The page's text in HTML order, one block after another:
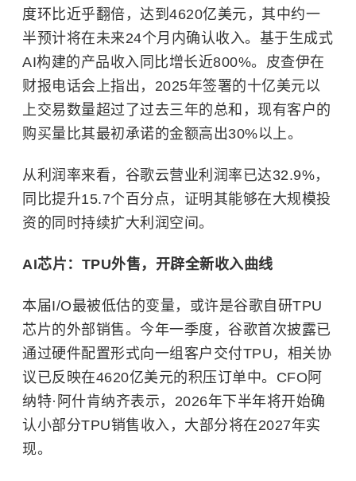
度环比近乎翻倍，达到4620亿美元，其中约一
半预计将在未来24个月内确认收入。基于生成式
AI构建的产品收入同比增长近800%。皮查伊在
财报电话会上指出，2025年签署的十亿美元以
上交易数量超过了过去三年的总和，现有客户的
购买量比其最初承诺的金额高出30%以上。
从利润率来看，谷歌云营业利润率已达32.9%，
同比提升15.7个百分点，证明其能够在大规模投
资的同时持续扩大利润空间。
AI芯片：TPU外售，开辟全新收入曲线
本届I/O最被低估的变量，或许是谷歌自研TPU
芯片的外部销售。今年一季度，谷歌首次披露已
通过硬件配置形式向一组客户交付TPU，相关协
议已反映在4620亿美元的积压订单中。CFO阿
纳特·阿什肯纳齐表示，2026年下半年将开始确
认小部分TPU销售收入，大部分将在2027年实
现。